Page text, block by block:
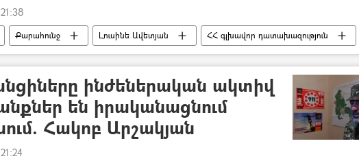
Քարահունջ Լուսինե Ավետյան ՀՀ գլխավոր դատախազություն
ինժեներական ակտիվ
են իրականացնում
Հակոբ Արշակյան